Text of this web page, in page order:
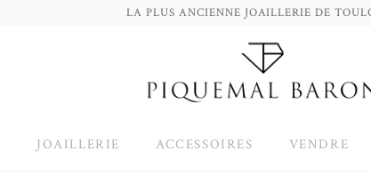
LA PLUS ANCIENNE JOAILLERIE DE
JOAILLERIE ACCESSOIRES VENDRE